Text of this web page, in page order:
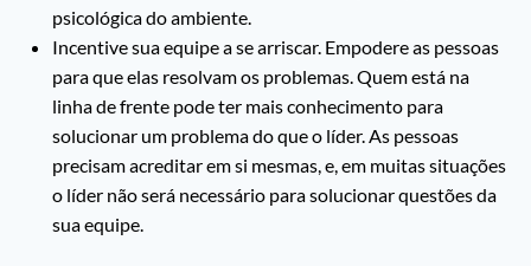
psicológica do ambiente.
Incentive sua equipe a se arriscar. Empodere as pessoas
para que elas resolvam os problemas. Quem está na
linha de frente pode ter mais conhecimento para
solucionar um problema do que o líder. As pessoas
precisam acreditar em si mesmas, e, em muitas situações
o líder não será necessário para solucionar questões da
sua equipe.